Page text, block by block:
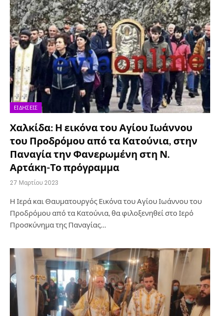
ΕΙΔΉΣΕΙΣ
Χαλκίδα: Η εικόνα του Αγίου Ιωάννου
του Προδρόμου από τα Κατούνια, στην
Παναγία την Φανερωμένη στη Ν.
Αρτάκη-Το πρόγραμμα
27 Μαρτίου 2023
Η Ιερά και Θαυματουργός Εικόνα του Αγίου Ιωάννου του
Προδρόμου από τα Κατούνια, θα φιλοξενηθεί στο Ιερό
Προσκύνημα της Παναγίας…